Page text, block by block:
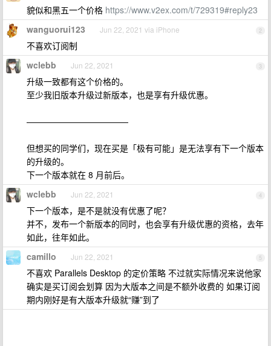
貌似和黑五一个价格 https://www.v2ex.com/t/729319#reply23
2
wanguorui123 Jun 22, 2021 via iPhone
不喜欢订阅制
3
wclebb Jun 22, 2021
升级一致都有这个价格的。
至少我旧版本升级过新版本，也是享有升级优惠。
————————————
但想买的同学们，现在买是「极有可能」是无法享有下一个版本
的升级的。
下一个版本就在 8 月前后。
4
wclebb Jun 22, 2021
下一个版本，是不是就没有优惠了呢？
并不，发布一个新版本的同时，也会享有升级优惠的资格，去年
如此，往年如此。
5
camillo Jun 22, 2021
不喜欢 Parallels Desktop 的定价策略 不过就实际情况来说他家
确实是买订阅会划算 因为大版本之间是不额外收费的 如果订阅
期内刚好是有大版本升级就“赚”到了